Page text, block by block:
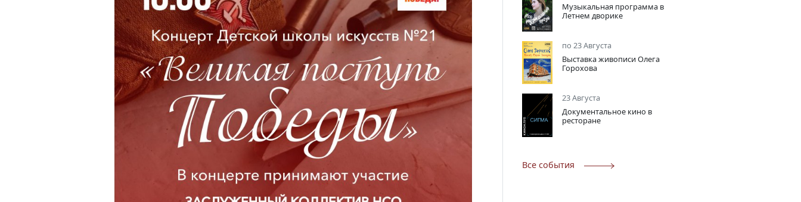
Новости
Наука
О Доме учёных
Музыкальная программа в
Летнем дворике
по 23 Августа
Выставка живописи Олега
Горохова
23 Августа
Документальное кино в
ресторане
Все события